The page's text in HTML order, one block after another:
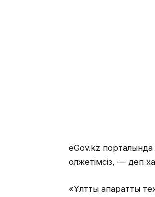
eGov.kz порталында
қолжетімсіз, — деп
«Ұлттық ақпараттық